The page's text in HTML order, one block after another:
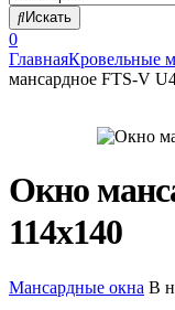
Искать
0
ГлавнаяКровельные
мансардное FTS-V
Окно
114х140
Мансардные окна В